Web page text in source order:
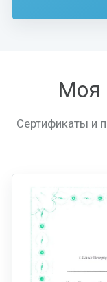
Моя
Сертификаты и